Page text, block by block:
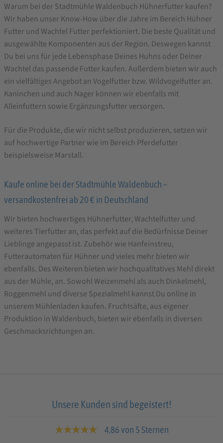
Warum bei der Stadtmühle Waldenbuch Hühnerfutter kaufen?
Wir haben unser Know-How über die Jahre im Bereich Hühner
Futter und Wachtel Futter perfektioniert. Die beste Qualität und
ausgewählte Komponenten aus der Region. Deswegen kannst
Du bei uns für jede Lebensphase Deines Huhns oder Deiner
Wachtel das passende Futter kaufen. Außerdem bieten wir auch
ein vielfältiges Angebot an Vogelfutter bzw. Wildvogelfutter an.
Kaninchen und auch Nager können wir ebenfalls mit
Alleinfuttern sowie Ergänzungsfutter versorgen.
Für die Produkte, die wir nicht selbst produzieren, setzen wir
auf hochwertige Partner wie im Bereich Pferdefutter
beispielsweise Marstall.
Kaufe online bei der Stadtmühle Waldenbuch –
versandkostenfrei ab 20 € in Deutschland
Wir bieten hochwertiges Hühnerfutter, Wachtelfutter und
weiteres Tierfutter an, das perfekt auf die Bedürfnisse Deiner
Lieblinge angepasst ist. Zubehör wie Hanfeinstreu,
Futterautomaten für Hühner und vieles mehr bieten wir
ebenfalls. Des Weiteren bieten wir hochqualitatives Mehl direkt
aus der Mühle, an. Sowohl Weizenmehl als auch Dinkelmehl,
Roggenmehl und diverse Spezialmehl kannst Du online in
unserem Mühlenladen kaufen. Fruchtsäfte, aus eigener
Produktion in Waldenbuch, bieten wir ebenfalls in diversen
Geschmacksrichtungen an.
Unsere Kunden sind begeistert!
★★★★★4,86 von 5 Sternen